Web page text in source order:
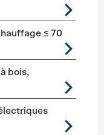
≤ 70
bois,